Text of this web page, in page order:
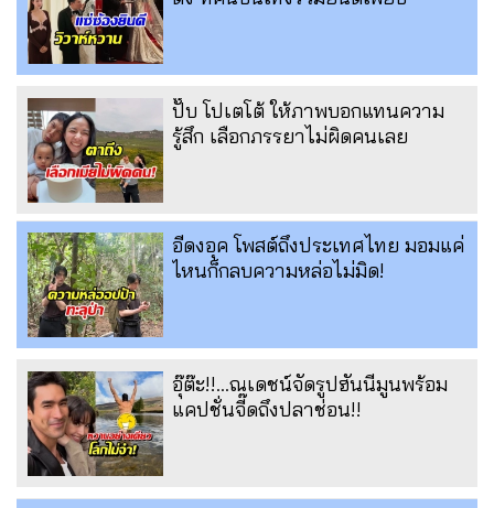
ปั๊บ โปเตโต้ ให้ภาพบอกแทนความ
รู้สึก เลือกภรรยาไม่ผิดคนเลย
อีดงอุค โพสต์ถึงประเทศไทย มอมแค่
ไหนก็กลบความหล่อไม่มิด!
อุ๊ต๊ะ!!...ณเดชน์จัดรูปฮันนีมูนพร้อม
แคปชั่นจี๊ดถึงปลาช่อน!!